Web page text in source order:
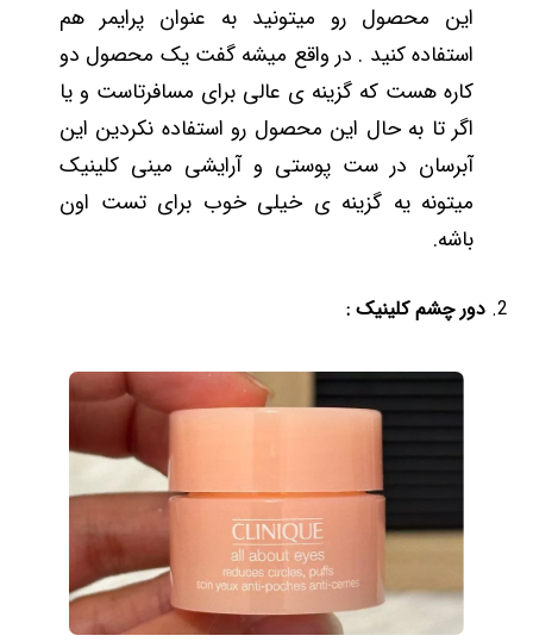
این محصول رو میتونید به عنوان پرایمر هم
استفاده کنید . در واقع میشه گفت یک محصول دو
کاره هست که گزینه ی عالی برای مسافرتاست و یا
اگر تا به حال این محصول رو استفاده نکردین این
آبرسان در ست پوستی و آرایشی مینی کلینیک
میتونه یه گزینه ی خیلی خوب برای تست اون
باشه.
دور چشم کلینیک :